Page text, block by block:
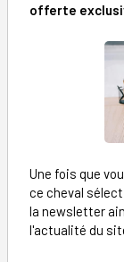
offerte
Une fois que
ce cheval
la newsletter
l'actualité du